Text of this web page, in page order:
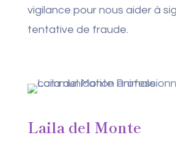
vigilance pour nous aider à
tentative de fraude.
Laila del Monte